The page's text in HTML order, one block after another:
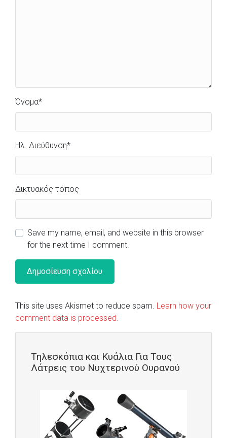
Όνομα*
Ηλ. Διεύθυνση*
Δικτυακός τόπος
Save my name, email, and website in this browser
for the next time I comment.
This site uses Akismet to reduce spam. Learn how your
comment data is processed.
Τηλεσκόπια και Κυάλια Για Τους
Λάτρεις του Νυχτερινού Ουρανού